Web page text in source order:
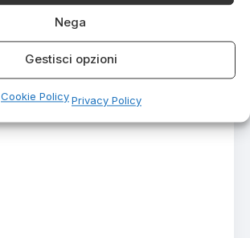
Nega
Gestisci opzioni
Cookie PolicyPrivacy Policy